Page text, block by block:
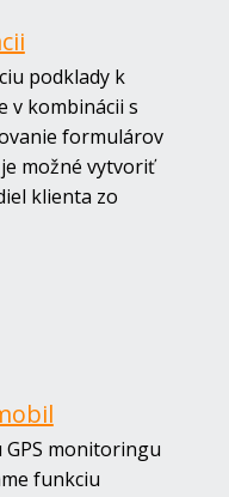
podklady k
v kombinácii s
formulárov
možné vytvoriť
klienta zo
monitoringu
funkciu